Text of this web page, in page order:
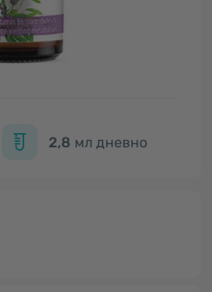
2,8 мл дневно